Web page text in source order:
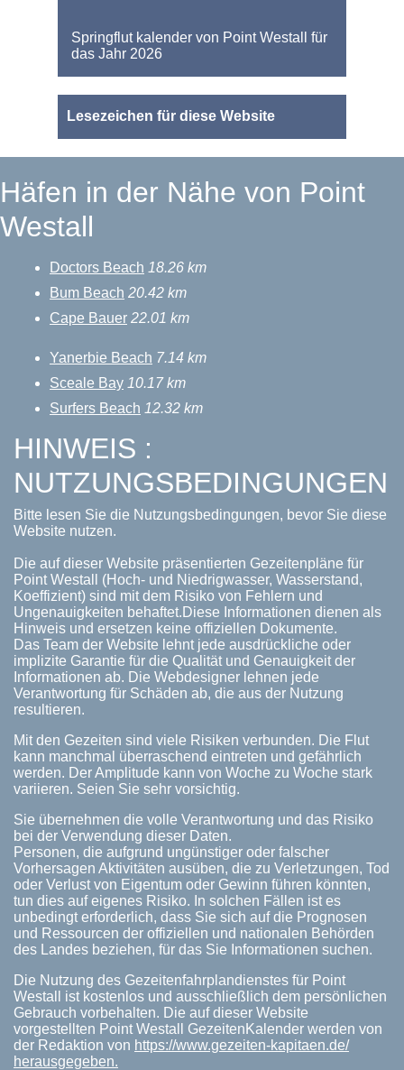
Springflut kalender von Point Westall für
das Jahr 2026
Lesezeichen für diese Website
Häfen in der Nähe von Point
Westall
Doctors Beach 18.26 km
Bum Beach 20.42 km
Cape Bauer 22.01 km
Yanerbie Beach 7.14 km
Sceale Bay 10.17 km
Surfers Beach 12.32 km
HINWEIS :
NUTZUNGSBEDINGUNGEN
Bitte lesen Sie die Nutzungsbedingungen, bevor Sie diese
Website nutzen.
Die auf dieser Website präsentierten Gezeitenpläne für
Point Westall (Hoch- und Niedrigwasser, Wasserstand,
Koeffizient) sind mit dem Risiko von Fehlern und
Ungenauigkeiten behaftet.Diese Informationen dienen als
Hinweis und ersetzen keine offiziellen Dokumente.
Das Team der Website lehnt jede ausdrückliche oder
implizite Garantie für die Qualität und Genauigkeit der
Informationen ab. Die Webdesigner lehnen jede
Verantwortung für Schäden ab, die aus der Nutzung
resultieren.
Mit den Gezeiten sind viele Risiken verbunden. Die Flut
kann manchmal überraschend eintreten und gefährlich
werden. Der Amplitude kann von Woche zu Woche stark
variieren. Seien Sie sehr vorsichtig.
Sie übernehmen die volle Verantwortung und das Risiko
bei der Verwendung dieser Daten.
Personen, die aufgrund ungünstiger oder falscher
Vorhersagen Aktivitäten ausüben, die zu Verletzungen, Tod
oder Verlust von Eigentum oder Gewinn führen könnten,
tun dies auf eigenes Risiko. In solchen Fällen ist es
unbedingt erforderlich, dass Sie sich auf die Prognosen
und Ressourcen der offiziellen und nationalen Behörden
des Landes beziehen, für das Sie Informationen suchen.
Die Nutzung des Gezeitenfahrplandienstes für Point
Westall ist kostenlos und ausschließlich dem persönlichen
Gebrauch vorbehalten. Die auf dieser Website
vorgestellten Point Westall GezeitenKalender werden von
der Redaktion von https://www.gezeiten-kapitaen.de/
herausgegeben.